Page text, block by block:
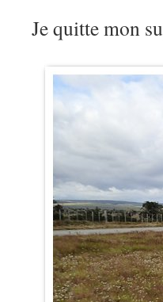
Je quitte mon